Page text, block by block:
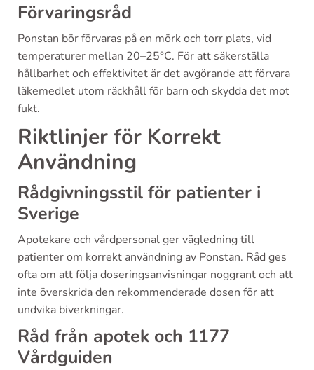
Förvaringsråd
Ponstan bör förvaras på en mörk och torr plats, vid
temperaturer mellan 20–25°C. För att säkerställa
hållbarhet och effektivitet är det avgörande att förvara
läkemedlet utom räckhåll för barn och skydda det mot
fukt.
Riktlinjer för Korrekt
Användning
Rådgivningsstil för patienter i
Sverige
Apotekare och vårdpersonal ger vägledning till
patienter om korrekt användning av Ponstan. Råd ges
ofta om att följa doseringsanvisningar noggrant och att
inte överskrida den rekommenderade dosen för att
undvika biverkningar.
Råd från apotek och 1177
Vårdguiden